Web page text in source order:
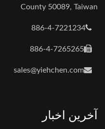
County 50089, Taiwan
886-4-7221234
886-4-7265265
sales@yiehchen.com
آخرین اخبار